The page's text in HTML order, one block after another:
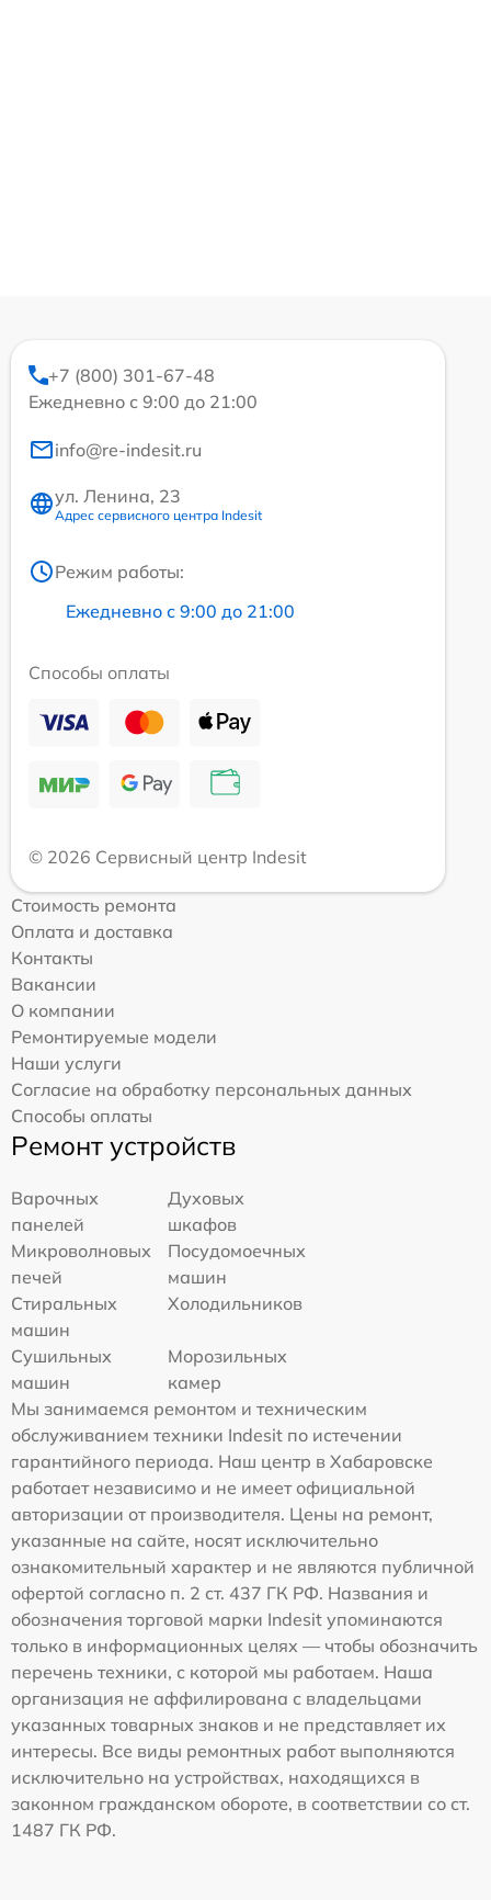
+7 (800) 301-67-48
Ежедневно с 9:00 до 21:00
info@re-indesit.ru
ул. Ленина, 23
Адрес сервисного центра Indesit
Режим работы:
Ежедневно с 9:00 до 21:00
Способы оплаты
© 2026 Сервисный центр Indesit
Стоимость ремонта
Оплата и доставка
Контакты
Вакансии
О компании
Ремонтируемые модели
Наши услуги
Согласие на обработку персональных данных
Способы оплаты
Ремонт устройств
Варочных
панелей
Духовых
шкафов
Микроволновых
печей
Посудомоечных
машин
Стиральных
машин
Холодильников
Сушильных
машин
Морозильных
камер
Мы занимаемся ремонтом и техническим
обслуживанием техники Indesit по истечении
гарантийного периода. Наш центр в Хабаровске
работает независимо и не имеет официальной
авторизации от производителя. Цены на ремонт,
указанные на сайте, носят исключительно
ознакомительный характер и не являются публичной
офертой согласно п. 2 ст. 437 ГК РФ. Названия и
обозначения торговой марки Indesit упоминаются
только в информационных целях — чтобы обозначить
перечень техники, с которой мы работаем. Наша
организация не аффилирована с владельцами
указанных товарных знаков и не представляет их
интересы. Все виды ремонтных работ выполняются
исключительно на устройствах, находящихся в
законном гражданском обороте, в соответствии со ст.
1487 ГК РФ.